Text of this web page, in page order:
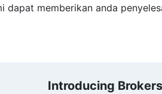
memberikan anda
Introducing Brokers